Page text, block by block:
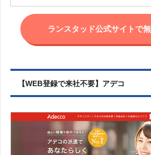
ランスタッド公式サイトで
【WEB登録で来社不要】アデコ